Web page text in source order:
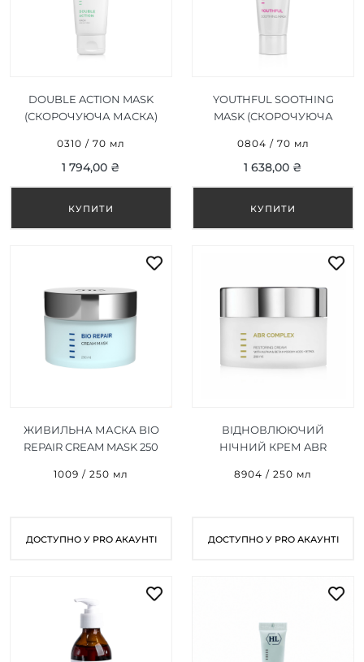
DOUBLE ACTION MASK
(СКОРОЧУЮЧА МАСКА)
0310 / 70 мл
1 794,00 ₴
YOUTHFUL SOOTHING
MASK (СКОРОЧУЮЧА
0804 / 70 мл
1 638,00 ₴
ЖИВИЛЬНА МАСКА BIO
REPAIR CREAM MASK 250
1009 / 250 мл
ДОСТУПНО У PRO АКАУНТІ
ВІДНОВЛЮЮЧИЙ
НІЧНИЙ КРЕМ ABR
CREAM 250 МЛ
8904 / 250 мл
ДОСТУПНО У PRO АКАУНТІ